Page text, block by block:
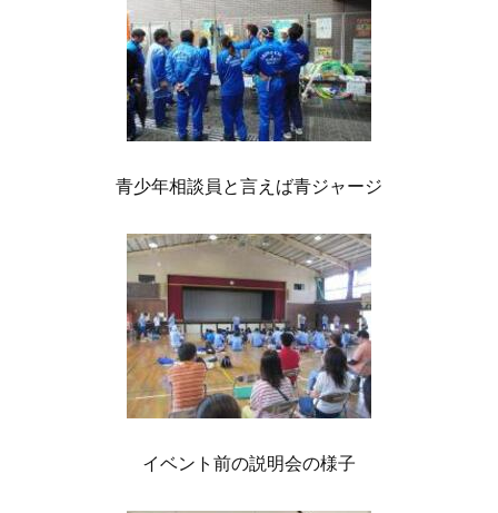
青少年相談員と言えば青ジャージ
イベント前の説明会の様子